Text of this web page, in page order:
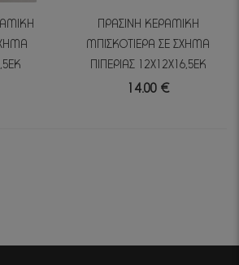
ΠΡΑΣΙΝΗ ΚΕΡΑΜΙΚΗ
ΜΠΙΣΚΟΤΙΕΡΑ ΣΕ ΣΧΗΜΑ
ΠΙΠΕΡΙΑΣ 12Χ12Χ16,5ΕΚ
14.00 €